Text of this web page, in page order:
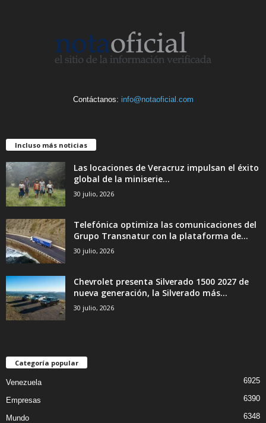
Contáctanos: info@notaoficial.com
Incluso más noticias
Las locaciones de Veracruz impulsan el éxito
global de la miniserie...
30 julio, 2026
Telefónica optimiza las comunicaciones del
Grupo Transnatur con la plataforma de...
30 julio, 2026
Chevrolet presenta Silverado 1500 2027 de
nueva generación, la Silverado más...
30 julio, 2026
Categoría popular
Venezuela 6925
Empresas 6390
Mundo 6348